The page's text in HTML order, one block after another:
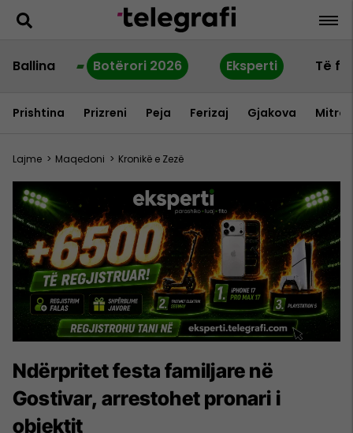
Ballina Botërori 2026 Eksperti Të
Prishtina Prizreni Peja Ferizaj Gjakova
Lajme > Maqedoni > Kronikë e Zezë
Ndërpritet festa familjare në
Gostivar, arrestohet pronari i
objektit